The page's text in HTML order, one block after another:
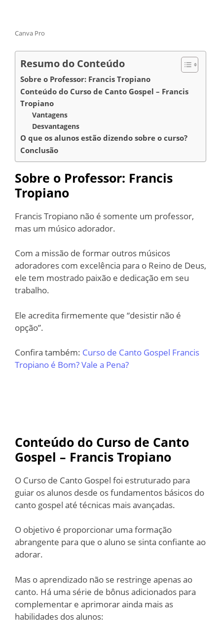
Canva Pro
Resumo do Conteúdo
Sobre o Professor: Francis Tropiano
Conteúdo do Curso de Canto Gospel – Francis
Tropiano
Vantagens
Desvantagens
O que os alunos estão dizendo sobre o curso?
Conclusão
Sobre o Professor: Francis
Tropiano
Francis Tropiano não é somente um professor,
mas um músico adorador.
Com a missão de formar outros músicos
adoradores com excelência para o Reino de Deus,
ele tem mostrado paixão e dedicação em seu
trabalho.
Ele acredita firmemente que “desistir não é
opção”.
Confira também: Curso de Canto Gospel Francis
Tropiano é Bom? Vale a Pena?
Conteúdo do Curso de Canto
Gospel – Francis Tropiano
O Curso de Canto Gospel foi estruturado para
guiar os alunos desde os fundamentos básicos do
canto gospel até técnicas mais avançadas.
O objetivo é proporcionar uma formação
abrangente para que o aluno se sinta confiante ao
adorar.
Mas o aprendizado não se restringe apenas ao
canto. Há uma série de bônus adicionados para
complementar e aprimorar ainda mais as
habilidades dos alunos: